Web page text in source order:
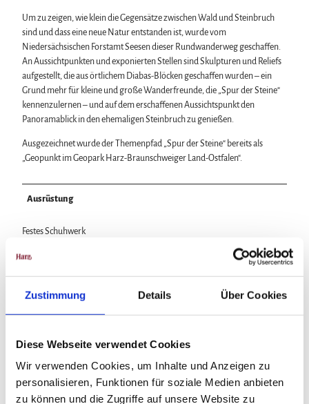
Zustimmung Details Über Cookies
Diese Webseite verwendet Cookies
Wir verwenden Cookies, um Inhalte und Anzeigen zu
personalisieren, Funktionen für soziale Medien anbieten
zu können und die Zugriffe auf unsere Website zu
Um zu zeigen, wie klein die Gegensätze zwischen Wald und Steinbruch
sind und dass eine neue Natur entstanden ist, wurde vom
Niedersächsischen Forstamt Seesen dieser Rundwanderweg geschaffen.
An Aussichtpunkten und exponierten Stellen sind Skulpturen und Reliefs
aufgestellt, die aus örtlichem Diabas-Blöcken geschaffen wurden – ein
Grund mehr für kleine und große Wanderfreunde, die „Spur der Steine“
kennenzulernen – und auf dem erschaffenen Aussichtspunkt den
Panoramablick in den ehemaligen Steinbruch zu genießen.
Ausgezeichnet wurde der Themenpfad „Spur der Steine“ bereits als
„Geopunkt im Geopark Harz-Braunschweiger Land-Ostfalen“.
Ausrüstung
Festes Schuhwerk
Anfahrt
Parken
Beginn und Ende am öffentlichen Parkplatz des Sportplatzes,